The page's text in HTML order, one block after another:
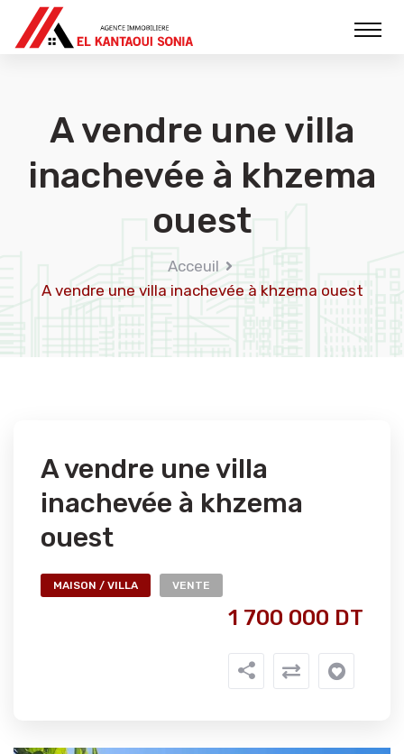
A vendre une villa
inachevée à khzema
ouest
Acceuil
A vendre une villa inachevée à khzema ouest
A vendre une villa
inachevée à khzema
ouest
MAISON / VILLA VENTE
1 700 000 DT